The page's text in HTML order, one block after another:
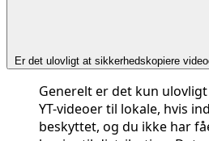
Er det ulovligt at sikkerhedskopiere
Generelt er det kun
YT-videoer til lokale, hvis
beskyttet, og du ikke har